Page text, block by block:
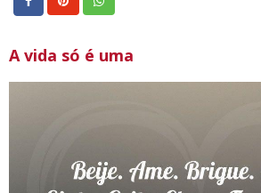
A vida só é uma